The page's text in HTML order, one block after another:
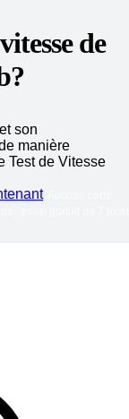
de
son
manière
Test de Vitesse
*Aucune carte